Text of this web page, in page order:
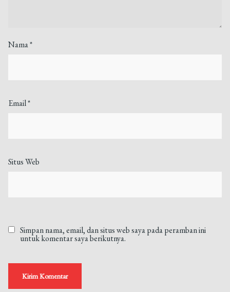
Nama*
Email*
Situs Web
Simpan nama, email, dan situs web saya pada peramban ini
untuk komentar saya berikutnya.